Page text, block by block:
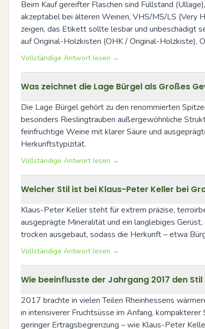
Beim Kauf gereifter Flaschen sind Füllstand
akzeptabel bei älteren Weinen, VHS/MS/LS (Very
zeigen, das Etikett sollte lesbar und unbeschädigt
auf Original-Holzkisten (OHK / Original-Holzkiste),
Vollständige Antwort lesen →
Was zeichnet die Lage Bürgel als Großes
Die Lage Bürgel gehört zu den renommierten
besonders Rieslingtrauben außergewöhnliche
feinfruchtige Weine mit klarer Säure und
Herkunftstypizität.
Vollständige Antwort lesen →
Welcher Stil ist bei Klaus-Peter Keller bei
Klaus-Peter Keller steht für extrem präzise,
ausgeprägte Mineralität und ein langlebiges
trocken ausgebaut, sodass die Herkunft – etwa
Vollständige Antwort lesen →
Wie beeinflusste der Jahrgang 2017 den
2017 brachte in vielen Teilen Rheinhessens
in intensiverer Fruchtsüsse im Anfang,
geringer Ertragsbegrenzung – wie Klaus-Peter